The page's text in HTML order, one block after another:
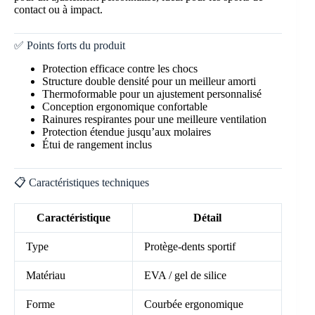
contact ou à impact.
✅ Points forts du produit
Protection efficace contre les chocs
Structure double densité pour un meilleur amorti
Thermoformable pour un ajustement personnalisé
Conception ergonomique confortable
Rainures respirantes pour une meilleure ventilation
Protection étendue jusqu’aux molaires
Étui de rangement inclus
📋 Caractéristiques techniques
Caractéristique Détail
Type Protège-dents sportif
Matériau EVA / gel de silice
Forme Courbée ergonomique